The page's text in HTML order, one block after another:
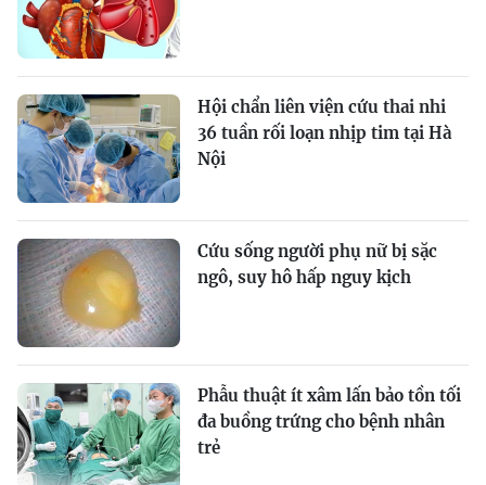
Hội chẩn liên viện cứu thai nhi
36 tuần rối loạn nhịp tim tại Hà
Nội
Cứu sống người phụ nữ bị sặc
ngô, suy hô hấp nguy kịch
Phẫu thuật ít xâm lấn bảo tồn tối
đa buồng trứng cho bệnh nhân
trẻ